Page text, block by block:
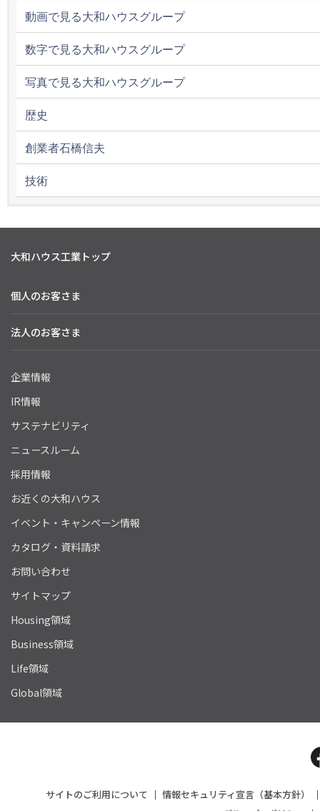
動画で見る大和ハウスグループ
数字で見る大和ハウスグループ
写真で見る大和ハウスグループ
歴史
創業者石橋信夫
技術
大和ハウス工業トップ
個人のお客さま
法人のお客さま
企業情報
IR情報
サステナビリティ
ニュースルーム
採用情報
お近くの大和ハウス
イベント・キャンペーン情報
カタログ・資料請求
お問い合わせ
サイトマップ
Housing領域
Business領域
Life領域
Global領域
サイトのご利用について
情報セキュリティ宣言（基本方針）